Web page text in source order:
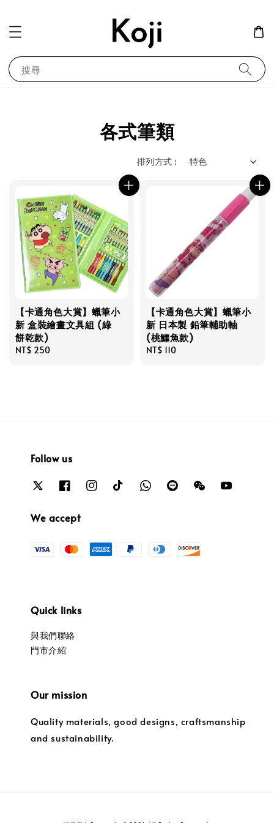
搜尋
各式筆類
排列方式 :
【卡通角色大賞】蠟筆小
新 盒裝繪畫文具組 (綠
餅乾款)
Regular
NT$ 250
【卡通角色大賞】蠟筆小
新 日本製 鉛筆輔助軸
(桃鱷魚款)
Regular
NT$ 110
Follow us
We accept
Quick links
與我們聯絡
門市介紹
Our mission
Quality materials, good designs, craftsmanship
and sustainability.